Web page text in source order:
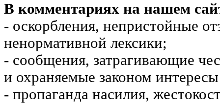
В комментариях на нашем
- оскорбления, непристойные
ненормативной лексики;
- сообщения, затрагивающие
и охраняемые законом
- пропаганда насилия,